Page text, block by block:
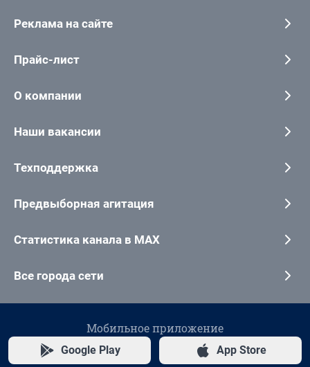
Реклама на сайте
Прайс-лист
О компании
Наши вакансии
Техподдержка
Предвыборная агитация
Статистика канала в MAX
Все города сети
Мобильное приложение
Google Play App Store